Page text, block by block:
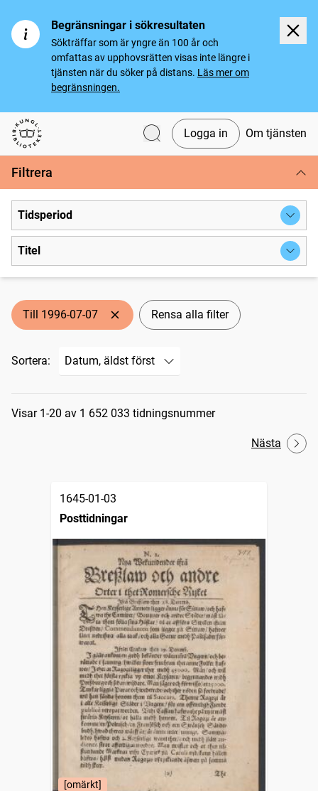
Begränsningar i sökresultaten
Sökträffar som är yngre än 100 år och
omfattas av upphovsrätten visas inte längre i
tjänsten när du söker på distans. Läs mer om
begränsningen.
Svenska tidningar
Logga in Om tjänsten
Filtrera
Tidsperiod
Titel
Till 1996-07-07 Rensa alla filter
Sortera:
Sökresultat
Visar 1-20 av 1 652 033 tidningsnummer
Nästa
1645-01-03
Posttidningar
[omärkt]